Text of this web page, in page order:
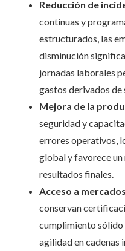
Reducción de
continuas y
estructurados, las
disminución
jornadas laborales
gastos derivados de
Mejora de la
seguridad y
errores operativos,
global y favorece un
resultados finales.
Acceso a mercados
conservan
cumplimiento sólido
agilidad en cadenas